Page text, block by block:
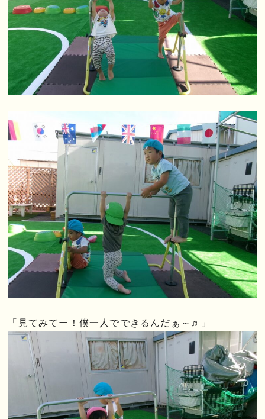
「見てみてー！僕一人でできるんだぁ～♬」